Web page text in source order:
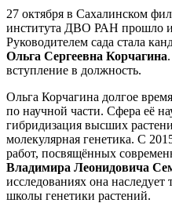
27 октября в Сахалинском
института ДВО РАН прошло
Руководителем сада стала
Ольга Сергеевна Корчагина
вступление в должность.
Ольга Корчагина долгое
по научной части. Сфера её
гибридизация высших
молекулярная генетика. С
работ, посвящённых
Владимира Леонидовича
исследованиях она
школы генетики растений.